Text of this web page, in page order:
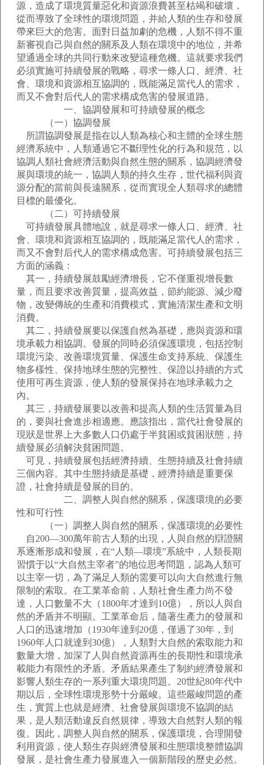
源，造成了環境質量惡化和資源浪費甚至枯竭和破壞，
從而導致了全球性的環境問題，并給人類的生存和發展
帶來巨大的危害。面對日益加劇的危機，人類不得不重
新審視自己與自然的關系及人類在環境中的地位，并希
望通過全球的共同行動來改變這種危機。這就要求我們
必須實施可持續發展的戰略，尋求一條人口、經濟、社
會、環境和資源相互協調的，既能滿足當代人的需求，
而又不會對后代人的需求構成危害的發展道路。
一、協調發展和可持續發展的概念
（一）協調發展
所謂協調發展是指在以人類為核心和主體的全球生態
經濟系統中，人類通過它不斷理性化的行為和規范，以
協調人類社會經濟活動與自然生態的關系，協調經濟發
展與環境的統一，協調人類的持久生存，世代福利與資
源分配的當前與長遠關系，從而實現全人類尋求的總體
目標的最優化。
（二）可持續發展
可持續發展具體地說，就是尋求一條人口、經濟、社
會、環境和資源相互協調的，既能滿足當代人的需求，
而又不會對后代人的需求構成危害。可持續發展包括三
方面的涵義：
其一，持續發展鼓勵經濟增長，它不僅重視增長數
量，而且要求改善質量，提高效益，節約能源、減少廢
物，改變傳統的生產和消費模式，實施清潔生產和文明
消費。
其二，持續發展要以保護自然為基礎，應與資源和環
境承載力相協調。發展的同時必須保護環境，包括控制
環境污染、改善環境質量、保護生命支持系統、保護生
物多樣性、保持地球生態的完整性、保證以持續的方式
使用可再生資源，使人類的發展保持在地球承載力之
內。
其三，持續發展要以改善和提高人類的生活質量為目
的，要與社會進步相適應。應該指出，當代社會發展的
現狀是世界上大多數人口仍處于半貧困或貧困狀態，持
續發展必須解決貧困問題。
可見，持續發展包括經濟持續、生態持續及社會持續
三個內容。其中生態持續是基礎，經濟持續是重要保
證，社會持續是發展的目的。
二、調整人與自然的關系，保護環境的必要
性和可行性
（一）調整人與自然的關系，保護環境的必要性
自200—300萬年前古人類的出現，人與自然的辯證關
系逐漸形成和發展，在“人類—環境”系統中，人類長期
習慣于以“大自然主宰者”的地位思考問題，認為人類可
以主宰一切，為了滿足人類的需要可以向大自然進行無
限制的索取。在工業革命前，人類社會生產力尚不發
達，人口數量不大（1800年才達到10億），所以人與自
然的矛盾并不明顯。工業革命后，隨著生產力的發展和
人口的迅速增加（1930年達到20億，僅過了30年，到
1960年人口就達到30億），人類對大自然的索取能力和
數量大增，加深了人與自然資源再生的長期性和環境承
載能力有限性的矛盾。矛盾結果產生了制約經濟發展和
影響人類生存的一系列重大環境問題。20世紀80年代中
期以后，全球性環境形勢十分嚴峻。這些嚴峻問題的產
生，實質上也就是經濟、社會發展與環境不協調的結
果，是人類活動違反自然規律，導致大自然對人類的報
復。因此，調整人與自然的關系，保護環境，合理開發
利用資源，使人類生存與經濟發展和生態環境整體協調
發展，是社會生產力發展進入一個新階段的歷史必然。